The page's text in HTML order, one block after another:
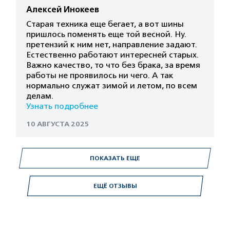
ЕЩЁ ОТЗЫВЫ
Алексей Инокеев
Старая техника еще бегает, а вот шины
пришлось поменять еще той весной. Ну.
претензий к ним нет, направление задают.
Естественно работают интересней старых.
Важно качество, то что без брака, за время
работы не проявилось ни чего. А так
нормально служат зимой и летом, по всем
делам.
Узнать подробнее
10 АВГУСТА 2025
ПОКАЗАТЬ ЕЩЕ